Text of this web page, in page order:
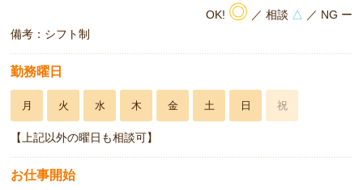
OK! ◎ ／ 相談 △ ／ NG ー
備考：シフト制
勤務曜日
月 火 水 木 金 土 日 祝
【上記以外の曜日も相談可】
お仕事開始